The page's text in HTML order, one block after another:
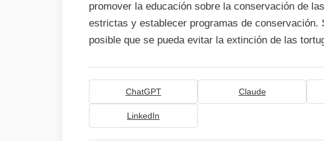
promover la educación sobre la conservación de
estrictas y establecer programas de conservación.
posible que se pueda evitar la extinción de las
ChatGPT Claude
LinkedIn